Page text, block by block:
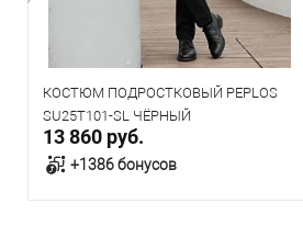
КОСТЮМ ПОДРОСТКОВЫЙ PEPLOS
SU25T101-SL ЧЁРНЫЙ
13 860 руб.
+1386 бонусов